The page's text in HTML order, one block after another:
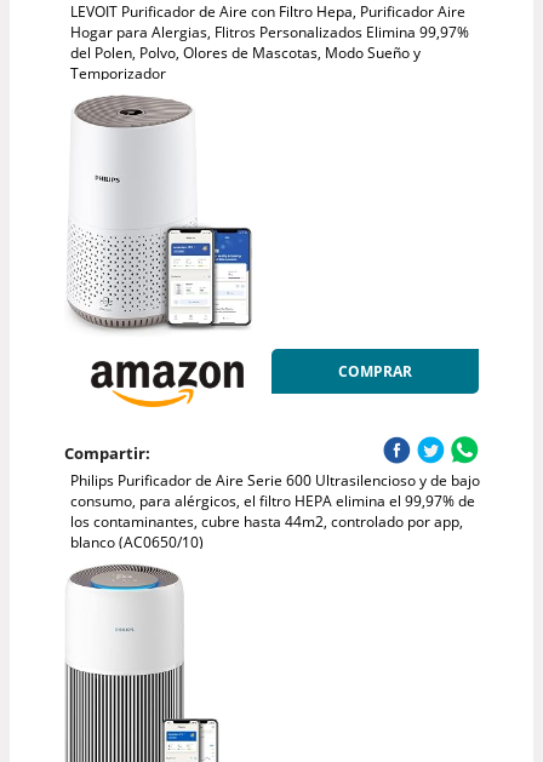
LEVOIT Purificador de Aire con Filtro Hepa, Purificador Aire
Hogar para Alergias, Flitros Personalizados Elimina 99,97%
del Polen, Polvo, Olores de Mascotas, Modo Sueño y
Temporizador
COMPRAR
Compartir:
Philips Purificador de Aire Serie 600 Ultrasilencioso y de bajo
consumo, para alérgicos, el filtro HEPA elimina el 99,97% de
los contaminantes, cubre hasta 44m2, controlado por app,
blanco (AC0650/10)